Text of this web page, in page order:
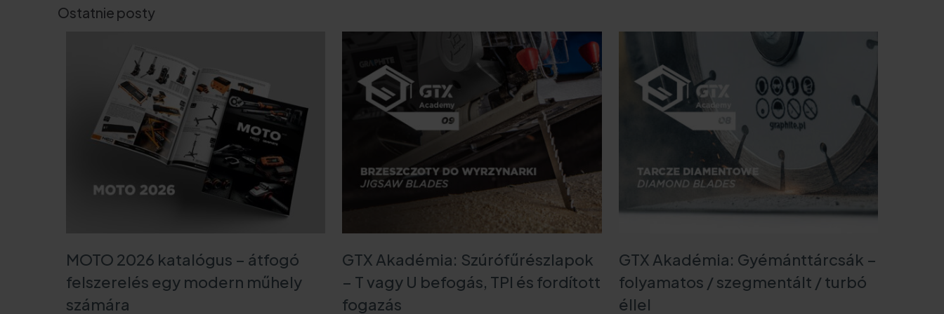
Ostatnie posty
MOTO 2026 katalógus – átfogó
felszerelés egy modern műhely
számára
GTX Akadémia: Szúrófűrészlapok
– T vagy U befogás, TPI és fordított
fogazás
GTX Akadémia: Gyémánttárcsák –
folyamatos / szegmentált / turbó
éllel
GTX Poland Sp. z o.o. Sp. K.
ul. Pograniczna 2/4
02-285 Warszawa
tel. +48 22 573 03 00
office@gtx-group.com
Fontos linkek
Katalógusaink
Adatvédelmi politika
Oldalaink
Kapcsolat